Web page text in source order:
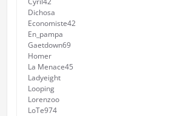
Dichosa
Economiste42
En_pampa
Gaetdown69
Homer
La Menace45
Ladyeight
Looping
Lorenzoo
LoTe974